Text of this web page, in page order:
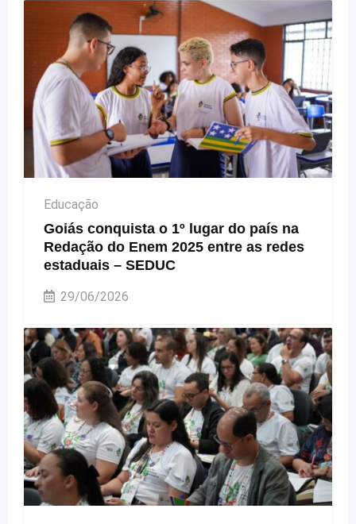
Educação
Goiás conquista o 1º lugar do país na
Redação do Enem 2025 entre as redes
estaduais – SEDUC
29/06/2026